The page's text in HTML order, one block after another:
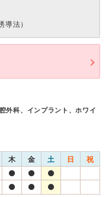
導法）
外科、インプラント、ホワイ
木 金 土 日 祝